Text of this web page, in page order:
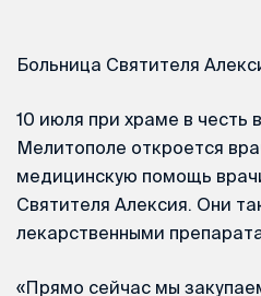
Больница Святителя
10 июля при храме в честь
Мелитополе откроется
медицинскую помощь
Святителя Алексия. Они
лекарственными
«Прямо сейчас мы